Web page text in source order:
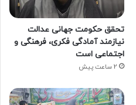
تحقق حکومت جهانی عدالت
نیازمند آمادگی فکری، فرهنگی و
اجتماعی است
2 ساعت پیش